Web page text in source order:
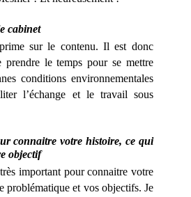
cabinet
sur le contenu. Il est donc
prendre le temps pour se mettre
conditions environnementales
l’échange et le travail sous
connaitre votre histoire, ce qui
objectif
important pour connaitre votre
problématique et vos objectifs. Je